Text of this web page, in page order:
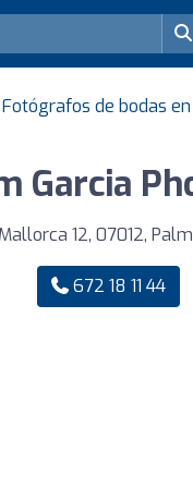
Fotógrafos de bodas
Garcia
12, 07012,
672 18 11 44